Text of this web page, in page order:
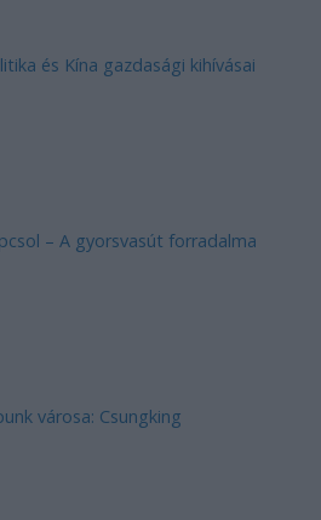
és Kína gazdasági kihívásai
– A gyorsvasút forradalma
városa: Csungking